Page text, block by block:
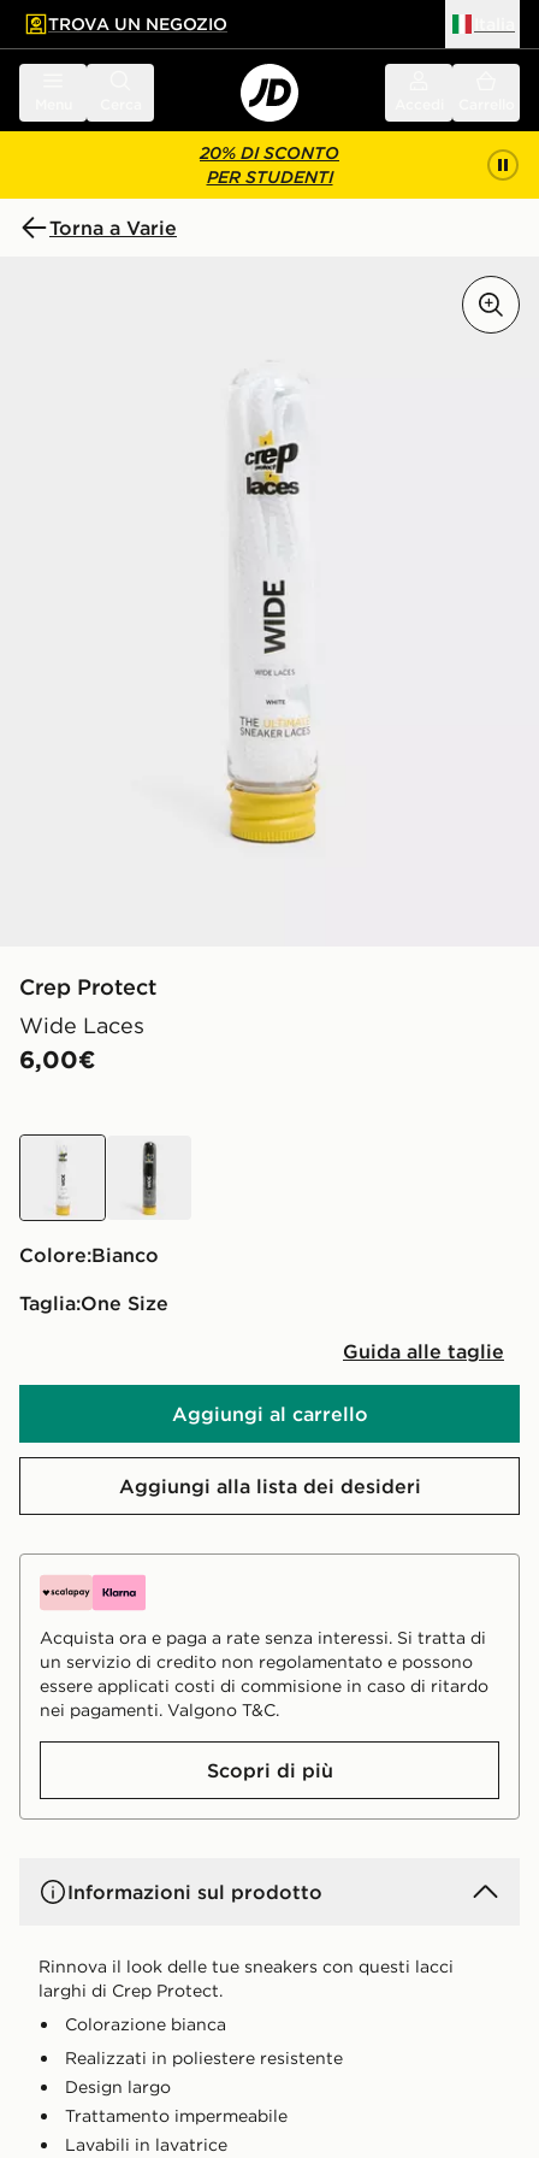
principale
a fondo pagina
TROVA UN NEGOZIO
20% DI SCONTO
PER STUDENTI
Torna a Varie
Crep Protect
Wide Laces
6,00€
bianco nero
Colore:
bianco
Taglia:
One Size
Guida alle taglie
Aggiungi al carrello
Aggiungi alla lista dei desideri
Acquista ora e paga a rate senza interessi. Si tratta di
un servizio di credito non regolamentato e possono
essere applicati costi di commisione in caso di ritardo
nei pagamenti. Valgono T&C.
Scopri di più
Informazioni sul prodotto
Rinnova il look delle tue sneakers con questi lacci
larghi di Crep Protect.
Colorazione bianca
Realizzati in poliestere resistente
Design largo
Trattamento impermeabile
Lavabili in lavatrice